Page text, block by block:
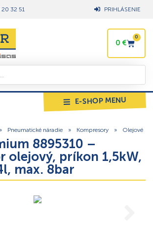
32 51 PRIHLÁSENIE
0 €
0
E-SHOP MENU
» Pneumatické náradie » Kompresory » Olejové
8895310 –
olejový, príkon 1,5kW,
max. 8bar